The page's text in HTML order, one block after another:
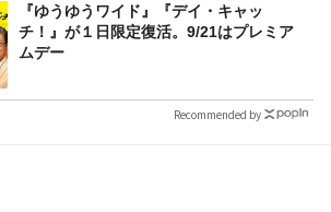
『ゆうゆうワイド』『デイ・キャッ
チ！』が１日限定復活。9/21はプレミア
ムデー
Recommended by